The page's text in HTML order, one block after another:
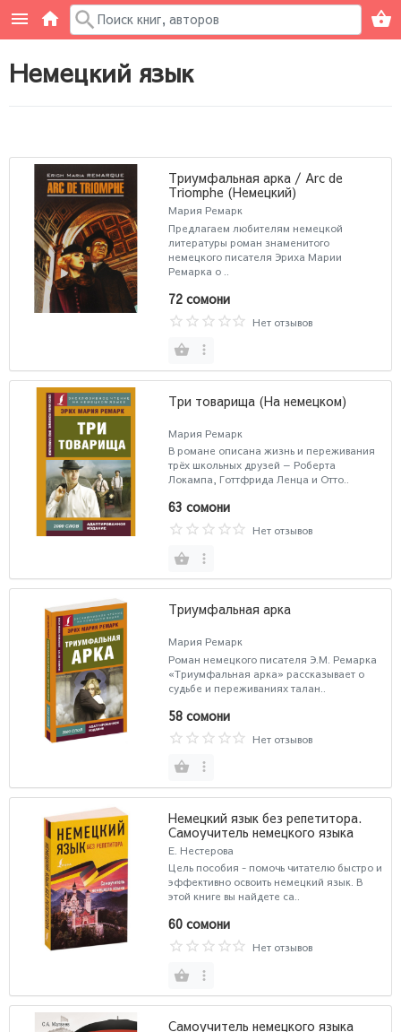
Немецкий язык
Триумфальная арка / Arc de
Triomphe (Немецкий)
Мария Ремарк
Предлагаем любителям немецкой
литературы роман знаменитого
немецкого писателя Эриха Марии
Ремарка о ..
72 сомони
Нет отзывов
Три товарища (На немецком)
Мария Ремарк
В романе описана жизнь и переживания
трёх школьных друзей — Роберта
Локампа, Готтфрида Ленца и Отто..
63 сомони
Нет отзывов
Триумфальная арка
Мария Ремарк
Роман немецкого писателя Э.М. Ремарка
«Триумфальная арка» рассказывает о
судьбе и переживаниях талан..
58 сомони
Нет отзывов
Немецкий язык без репетитора.
Самоучитель немецкого языка
Е. Нестерова
Цель пособия - помочь читателю быстро и
эффективно освоить немецкий язык. В
этой книге вы найдете са..
60 сомони
Нет отзывов
Самоучитель немецкого языка